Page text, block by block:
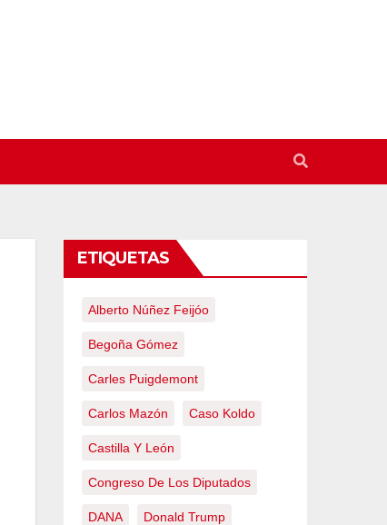
ETIQUETAS
Alberto Núñez Feijóo
Begoña Gómez
Carles Puigdemont
Carlos Mazón Caso Koldo
Castilla Y León
Congreso De Los Diputados
DANA Donald Trump